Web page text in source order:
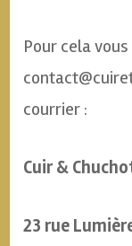
Pour cela
courrier :
Cuir &
23 rue